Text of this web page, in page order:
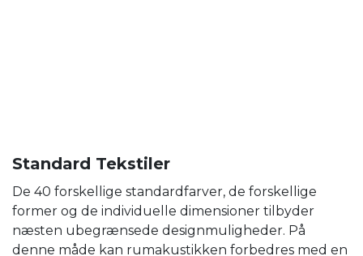
Standard Tekstiler
De 40 forskellige standardfarver, de forskellige
former og de individuelle dimensioner tilbyder
næsten ubegrænsede designmuligheder. På
denne måde kan rumakustikken forbedres med en